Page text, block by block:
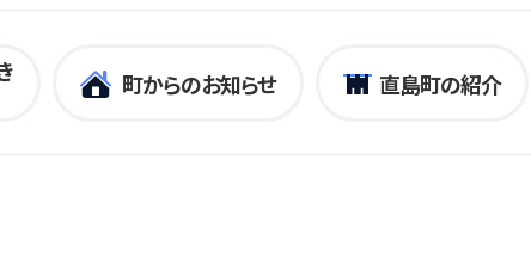
町からのお知らせ 直島町の紹介